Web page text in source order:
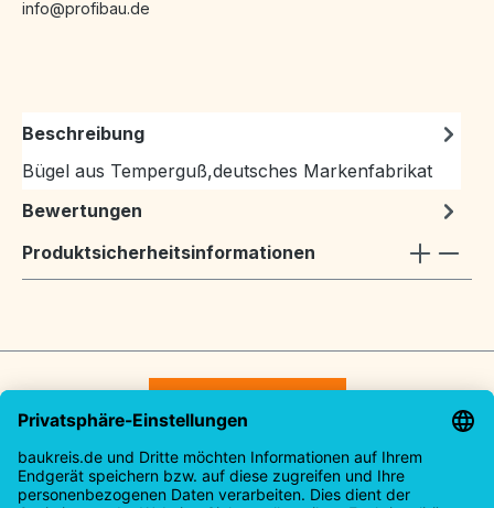
info@profibau.de
Beschreibung
Bügel aus Temperguß,deutsches Markenfabrikat
Bewertungen
Produktsicherheitsinformationen
Service-Hotline
Rechtliches